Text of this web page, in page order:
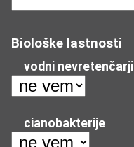
Biološke lastnosti
vodni nevretenčarji
cianobakterije